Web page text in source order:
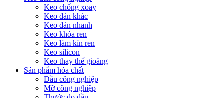
Keo chống xoay
Keo dán khác
Keo dán nhanh
Keo khóa ren
Keo làm kín ren
Keo silicon
Keo thay thế gioăng
Sản phẩm hóa chất
Dầu công nghiệp
Mỡ công nghiệp